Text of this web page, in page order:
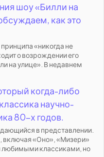
шоу «Билли на
как это
«никогда не
о возрождении его
на улице». В недавнем
когда-либо
научно-
80-х годов.
в представлении.
включая «Оно», «Мизери»
любимыми классиками, но